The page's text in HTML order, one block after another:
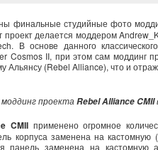
финальные студийные фото
делается моддером
В основе данного
Cosmos II, при этом сам моддинг
Альянсу (Rebel Alliance), что и
проекта Rebel Alliance CMII
CMIIприменено огромное
корпуса заменена на
панель заменена на кастомную